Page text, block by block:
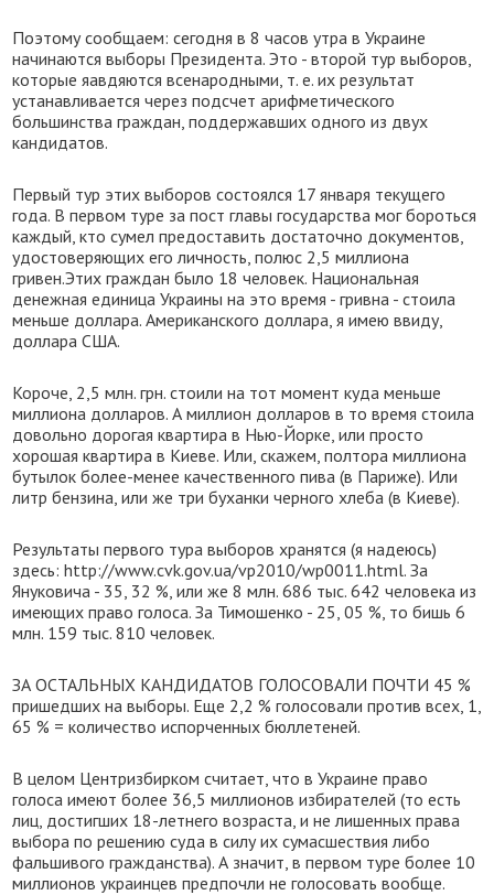
Поэтому сообщаем: сегодня в 8 часов утра в Украине
начинаются выборы Президента. Это - второй тур выборов,
которые яавдяются всенародными, т. е. их результат
устанавливается через подсчет арифметического
большинства граждан, поддержавших одного из двух
кандидатов.
Первый тур этих выборов состоялся 17 января текущего
года. В первом туре за пост главы государства мог бороться
каждый, кто сумел предоставить достаточно документов,
удостоверяющих его личность, полюс 2,5 миллиона
гривен.Этих граждан было 18 человек. Национальная
денежная единица Украины на это время - гривна - стоила
меньше доллара. Американского доллара, я имею ввиду,
доллара США.
Короче, 2,5 млн. грн. стоили на тот момент куда меньше
миллиона долларов. А миллион долларов в то время стоила
довольно дорогая квартира в Нью-Йорке, или просто
хорошая квартира в Киеве. Или, скажем, полтора миллиона
бутылок более-менее качественного пива (в Париже). Или
литр бензина, или же три буханки черного хлеба (в Киеве).
Результаты первого тура выборов хранятся (я надеюсь)
здесь: http://www.cvk.gov.ua/vp2010/wp0011.html. За
Януковича - 35, 32 %, или же 8 млн. 686 тыс. 642 человека из
имеющих право голоса. За Тимошенко - 25, 05 %, то бишь 6
млн. 159 тыс. 810 человек.
ЗА ОСТАЛЬНЫХ КАНДИДАТОВ ГОЛОСОВАЛИ ПОЧТИ 45 %
пришедших на выборы. Еще 2,2 % голосовали против всех, 1,
65 % = количество испорченных бюллетеней.
В целом Центризбирком считает, что в Украине право
голоса имеют более 36,5 миллионов избирателей (то есть
лиц, достигших 18-летнего возраста, и не лишенных права
выбора по решению суда в силу их сумасшествия либо
фальшивого гражданства). А значит, в первом туре более 10
миллионов украинцев предпочли не голосовать вообще.